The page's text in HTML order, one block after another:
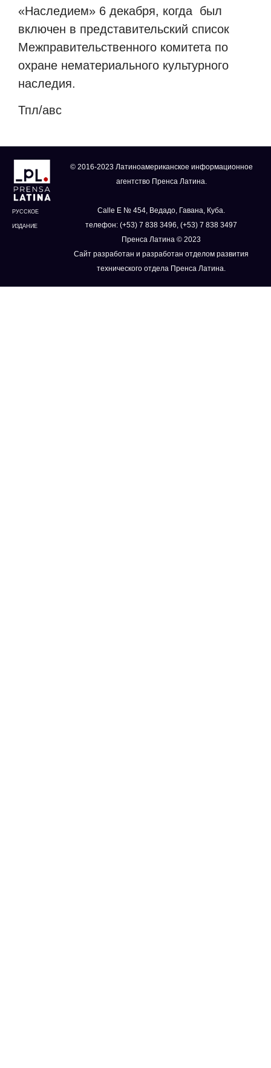
«Наследием» 6 декабря, когда был
включен в представительский список
Межправительственного комитета по
охране нематериального культурного
наследия.
Тпл/авс
РУССКОЕ
ИЗДАНИЕ
© 2016-2023 Латиноамериканское информационное
агентство Пренса Латина.
Calle E № 454, Ведадо, Гавана, Куба.
телефон: (+53) 7 838 3496, (+53) 7 838 3497
Пренса Латина © 2023
Сайт разработан и разработан отделом развития
технического отдела Пренса Латина.